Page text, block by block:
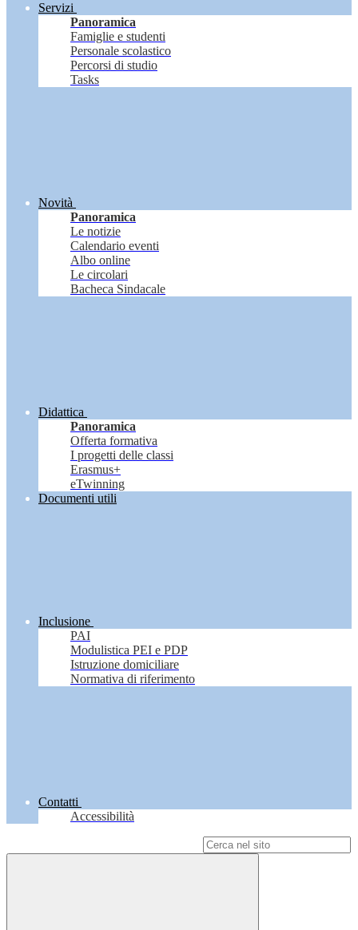
Servizi
Panoramica
Famiglie e studenti
Personale scolastico
Percorsi di studio
Tasks
Novità
Panoramica
Le notizie
Calendario eventi
Albo online
Le circolari
Bacheca Sindacale
Didattica
Panoramica
Offerta formativa
I progetti delle classi
Erasmus+
eTwinning
Documenti utili
Inclusione
PAI
Modulistica PEI e PDP
Istruzione domiciliare
Normativa di riferimento
Contatti
Accessibilità